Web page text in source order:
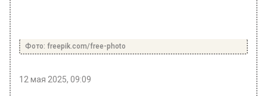
Фото: freepik.com/free-photo
12 мая 2025, 09:09